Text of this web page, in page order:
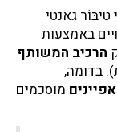
גאנטי
באמצעות
הרכיב המשותף
בדומה,
מוסכמים